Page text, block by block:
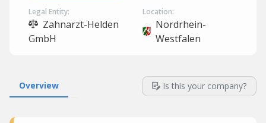
Legal Entity:
Zahnarzt-Helden
GmbH
Location:
Nordrhein-
Westfalen
Overview Is this your company?